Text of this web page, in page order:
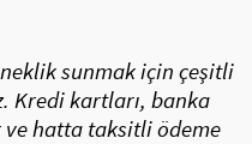
sunmak için çeşitli
Kredi kartları, banka
hatta taksitli ödeme